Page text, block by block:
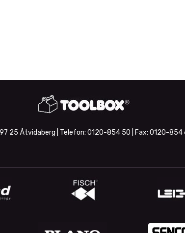
25 Åtvidaberg | Telefon: 0120-854 50 | Fax: 0120-854